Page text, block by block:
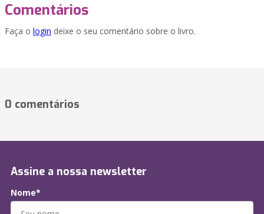
Comentários
Faça o login deixe o seu comentário sobre o livro.
0 comentários
Assine a nossa newsletter
Nome*